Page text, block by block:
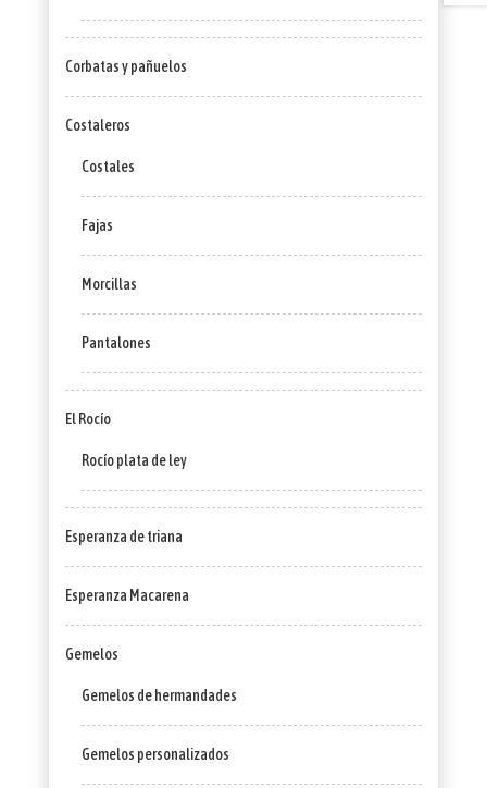
Corbatas y pañuelos
Costaleros
Costales
Fajas
Morcillas
Pantalones
El Rocío
Rocío plata de ley
Esperanza de triana
Esperanza Macarena
Gemelos
Gemelos de hermandades
Gemelos personalizados